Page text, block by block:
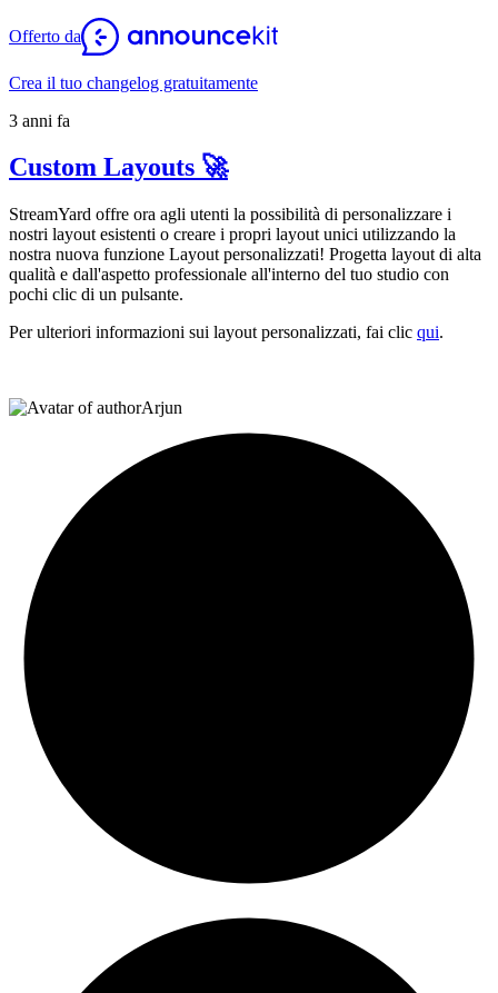
Offerto da
Crea il tuo changelog gratuitamente
3 anni fa
Custom Layouts 🚀
StreamYard offre ora agli utenti la possibilità di personalizzare i
nostri layout esistenti o creare i propri layout unici utilizzando la
nostra nuova funzione Layout personalizzati! Progetta layout di alta
qualità e dall'aspetto professionale all'interno del tuo studio con
pochi clic di un pulsante.
Per ulteriori informazioni sui layout personalizzati, fai clic qui.
Arjun